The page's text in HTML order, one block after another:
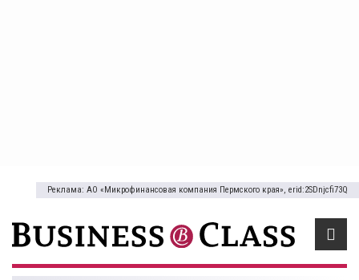
Реклама: АО «Микрофинансовая компания Пермского края», erid:2SDnjcfi73Q